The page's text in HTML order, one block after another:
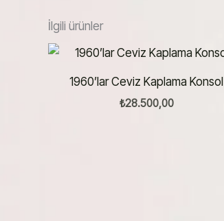
İlgili ürünler
1960’lar Ceviz Kaplama Konsol
₺28.500,00